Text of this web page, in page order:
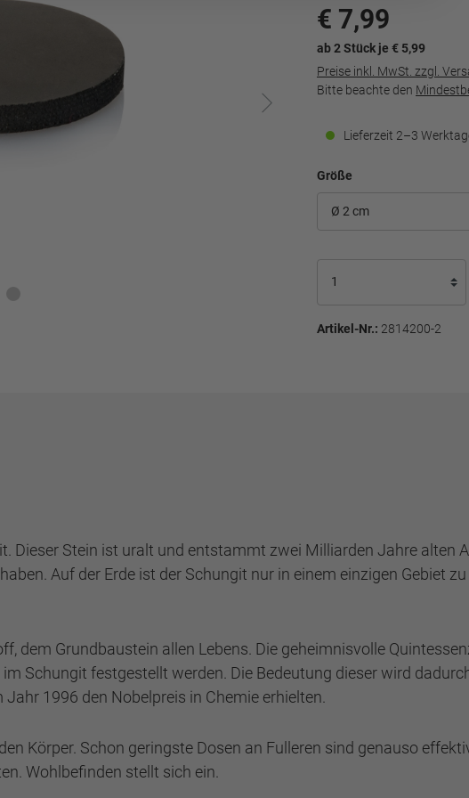
€ 7,99
ab 2 Stück je € 5,99
Preise inkl. MwSt. zzgl.
Bitte beachte den
Lieferzeit 2–3
Größe
Artikel-Nr.: 2814200-2
Stein ist uralt und entstammt zwei Milliarden Jahre alten
Auf der Erde ist der Schungit nur in einem einzigen Gebiet
dem Grundbaustein allen Lebens. Die geheimnisvolle
Schungit festgestellt werden. Die Bedeutung dieser wird
1996 den Nobelpreis in Chemie erhielten.
Körper. Schon geringste Dosen an Fulleren sind genauso
Wohlbefinden stellt sich ein.